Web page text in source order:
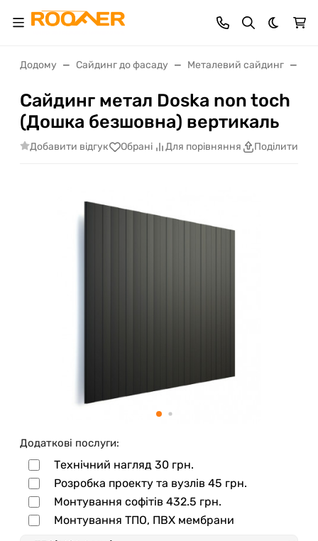
Dark
Додому Сайдинг до фасаду Металевий сайдинг
Сайдинг метал Doska non toch
(Дошка безшовна) вертикаль
Добавити відгук Обрані Для порівняння Поділитися
Додаткові послуги:
Технічний нагляд 30 грн.
Розробка проекту та вузлів 45 грн.
Монтування софітів 432.5 грн.
Монтування ТПО, ПВХ мембрани